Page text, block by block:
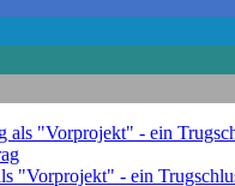
"Vorprojekt" - ein